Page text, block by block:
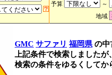
予算
～
地域
GMC サファリ 福岡県 の中
上記条件で検索しました
検索の条件をゆるくして